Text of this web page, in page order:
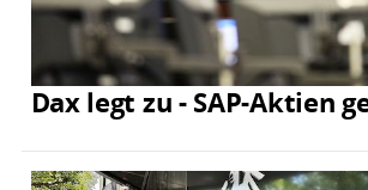
Dax legt zu - SAP-Aktien